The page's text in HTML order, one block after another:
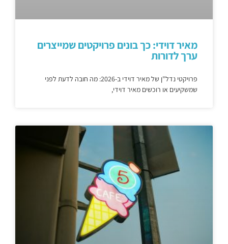
מאיר דוידי: כך בונים פרויקטים שמייצרים
ערך לדורות
פרויקטי נדל"ן של מאיר דוידי ב-2026: מה חובה לדעת לפני
שמשקיעים או רוכשים מאיר דוידי,